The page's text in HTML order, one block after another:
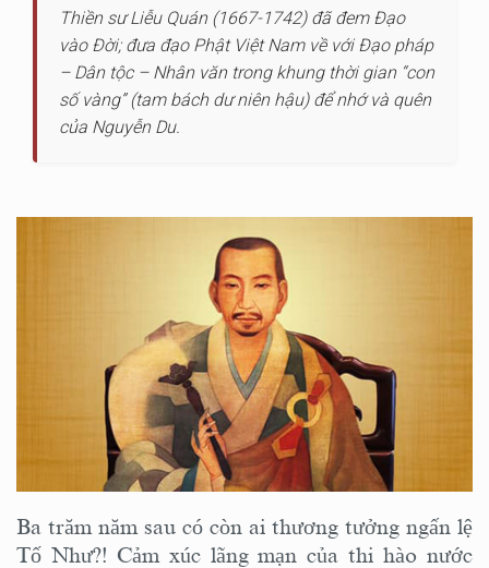
Thiền sư Liễu Quán (1667-1742) đã đem Đạo
vào Đời; đưa đạo Phật Việt Nam về với Đạo pháp
– Dân tộc – Nhân văn trong khung thời gian “con
số vàng” (tam bách dư niên hậu) để nhớ và quên
của Nguyễn Du.
Ba trăm năm sau có còn ai thương tưởng ngấn lệ
Tố Như?! Cảm xúc lãng mạn của thi hào nước